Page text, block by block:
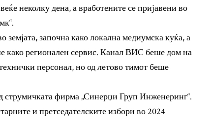
неколку дена, а вработените се пријавени во
земјата, започна како локална медиумска куќа, а
како регионален сервис. Канал ВИС беше дом на
персонал, но од летово тимот беше
фирма „Синерџи Груп Инженеринг“.
и претседателските избори во 2024